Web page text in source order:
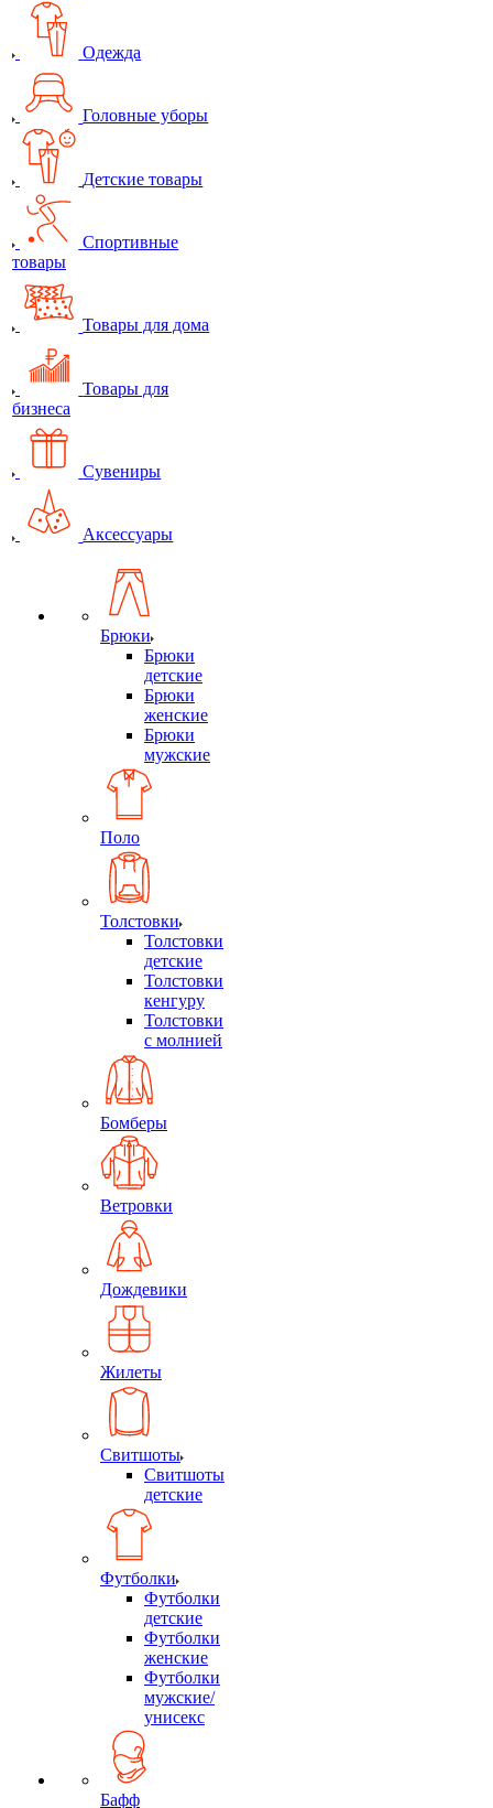
Одежда
Головные уборы
Детские товары
Спортивные
товары
Товары для дома
Товары для
бизнеса
Сувениры
Аксессуары
Брюки
Брюки
детские
Брюки
женские
Брюки
мужские
Поло
Толстовки
Толстовки
детские
Толстовки
кенгуру
Толстовки
с молнией
Бомберы
Ветровки
Дождевики
Жилеты
Свитшоты
Свитшоты
детские
Футболки
Футболки
детские
Футболки
женские
Футболки
мужские/
унисекс
Бафф